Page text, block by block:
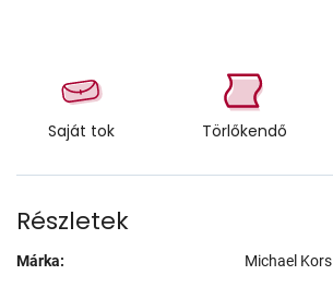
Saját tok Törlőkendő
Részletek
Márka:
Michael Kors